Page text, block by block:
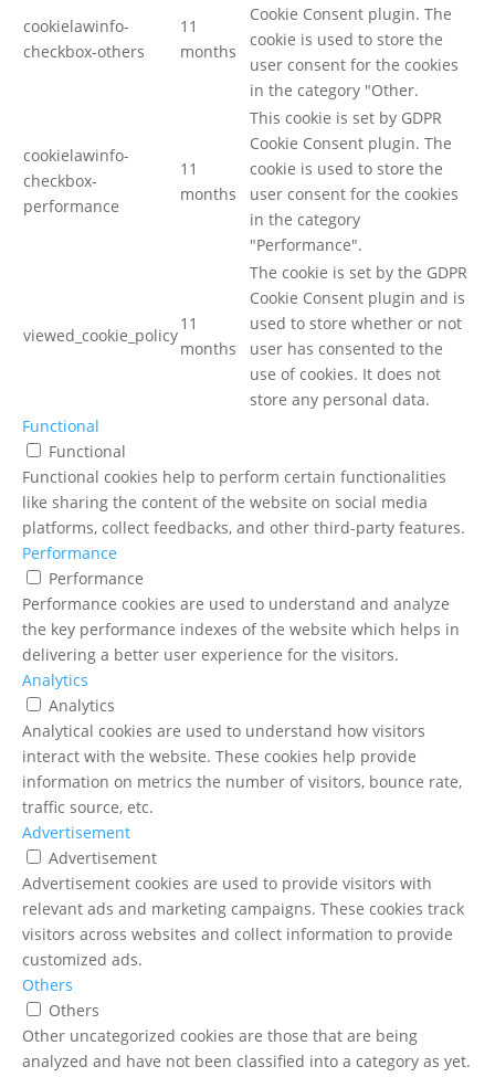
cookielawinfo-
checkbox-others
11
months
Cookie Consent plugin. The
cookie is used to store the
user consent for the cookies
in the category "Other.
cookielawinfo-
checkbox-
performance
11
months
This cookie is set by GDPR
Cookie Consent plugin. The
cookie is used to store the
user consent for the cookies
in the category
"Performance".
viewed_cookie_policy
11
months
The cookie is set by the GDPR
Cookie Consent plugin and is
used to store whether or not
user has consented to the
use of cookies. It does not
store any personal data.
Functional
Functional
Functional cookies help to perform certain functionalities
like sharing the content of the website on social media
platforms, collect feedbacks, and other third-party features.
Performance
Performance
Performance cookies are used to understand and analyze
the key performance indexes of the website which helps in
delivering a better user experience for the visitors.
Analytics
Analytics
Analytical cookies are used to understand how visitors
interact with the website. These cookies help provide
information on metrics the number of visitors, bounce rate,
traffic source, etc.
Advertisement
Advertisement
Advertisement cookies are used to provide visitors with
relevant ads and marketing campaigns. These cookies track
visitors across websites and collect information to provide
customized ads.
Others
Others
Other uncategorized cookies are those that are being
analyzed and have not been classified into a category as yet.